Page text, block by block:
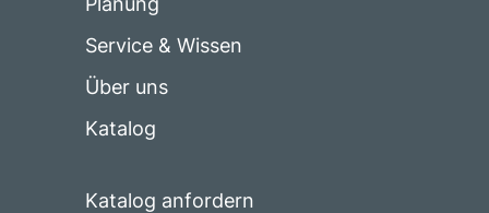
Service & Wissen
Über uns
Katalog
Katalog anfordern